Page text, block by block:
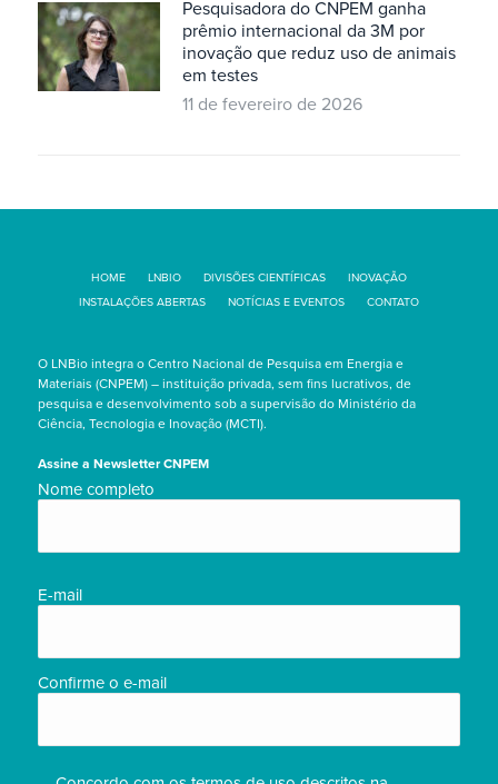
Pesquisadora do CNPEM ganha
prêmio internacional da 3M por
inovação que reduz uso de animais
em testes
11 de fevereiro de 2026
HOME LNBIO DIVISÕES CIENTÍFICAS
INOVAÇÃO
INSTALAÇÕES ABERTAS
NOTÍCIAS E EVENTOS CONTATO
O LNBio integra o Centro Nacional de Pesquisa em Energia e
Materiais (CNPEM) – instituição privada, sem fins lucrativos, de
pesquisa e desenvolvimento sob a supervisão do Ministério da
Ciência, Tecnologia e Inovação (MCTI).
Assine a Newsletter CNPEM
Nome
Nome completo
E-
E-mail
Confirme o e-mail